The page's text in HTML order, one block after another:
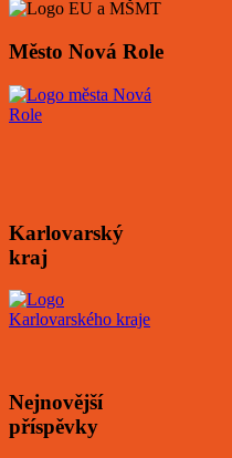
Město Nová Role
Karlovarský
kraj
Nejnovější
příspěvky